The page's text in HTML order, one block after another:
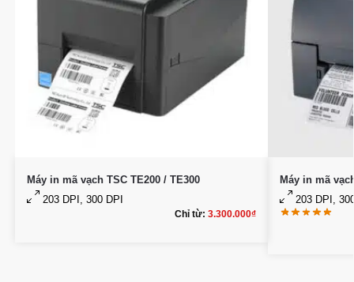
Máy in mã vạch TSC TE200 / TE300
203 DPI, 300 DPI
Chỉ từ: 3.300.000₫
Máy in mã
203 DPI,